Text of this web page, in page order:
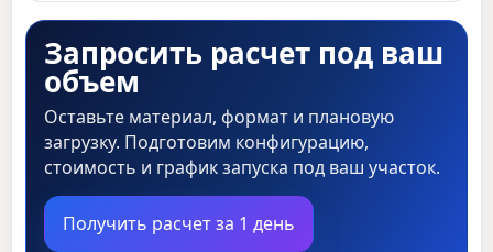
Запросить расчет под ваш
объем
Оставьте материал, формат и плановую
загрузку. Подготовим конфигурацию,
стоимость и график запуска под ваш участок.
Получить расчет за 1 день